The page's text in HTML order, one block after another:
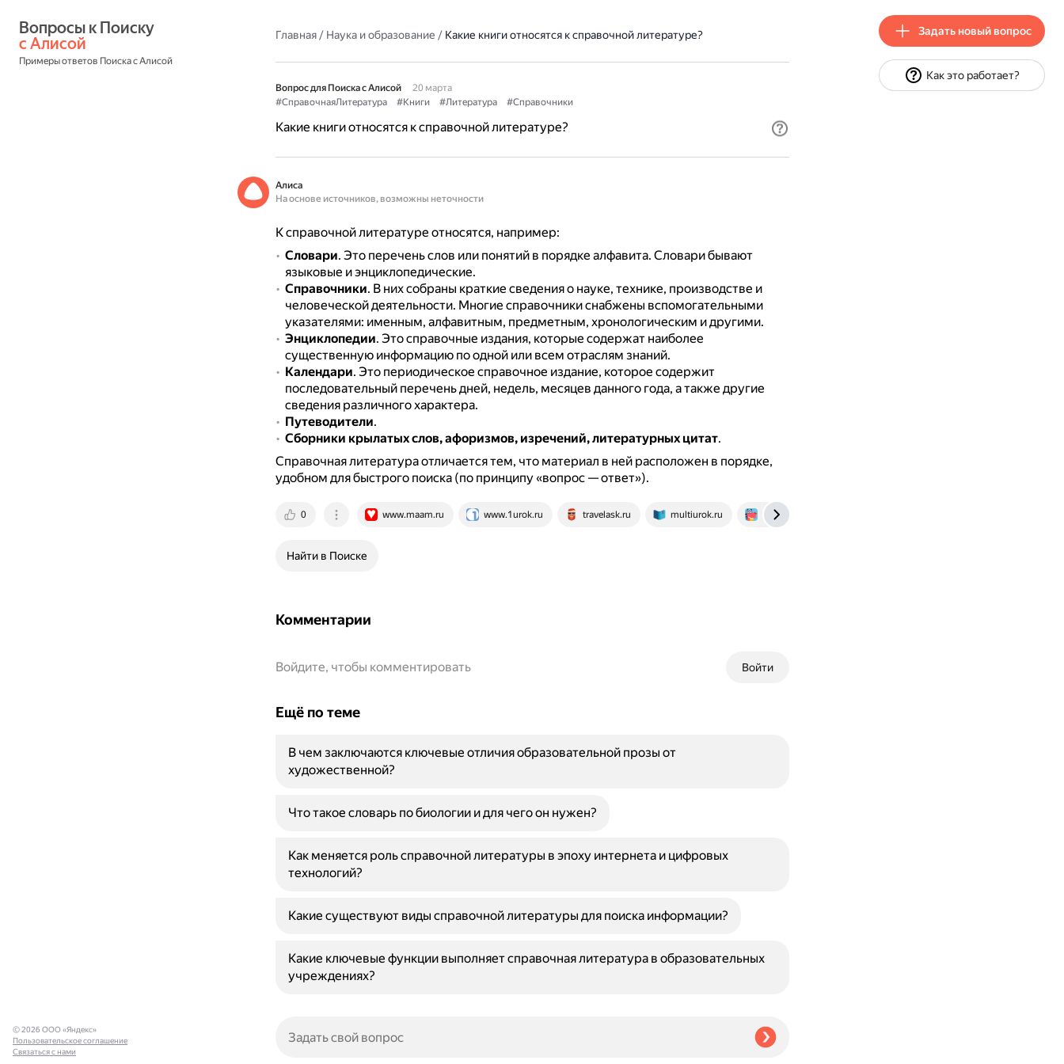
с Алисой
Примеры ответов Поиска с Алисой
Главная/ Наука и образование / Какие книги относятся к справочной литературе?
Вопрос для Поиска с Алисой
20 марта
#СправочнаяЛитература
#Книги #Литература #Справочники
Какие книги относятся к справочной литературе?
Алиса
На основе источников, возможны неточности
К справочной литературе относятся, например:
Словари. Это перечень слов или понятий в порядке алфавита. Словари бывают
языковые и энциклопедические.
Справочники. В них собраны краткие сведения о науке, технике, производстве и
человеческой деятельности. Многие справочники снабжены вспомогательными
указателями: именным, алфавитным, предметным, хронологическим и другими.
Энциклопедии. Это справочные издания, которые содержат наиболее
существенную информацию по одной или всем отраслям знаний.
Календари. Это периодическое справочное издание, которое содержит
последовательный перечень дней, недель, месяцев данного года, а также другие
сведения различного характера.
Путеводители.
Сборники крылатых слов, афоризмов, изречений, литературных цитат.
Справочная литература отличается тем, что материал в ней расположен в порядке,
удобном для быстрого поиска (по принципу «вопрос — ответ»).
0 www.maam.ru www.1urok.ru travelask.ru multiurok.ru uchi.ru
Найти в Поиске
Комментарии
Войти
Войдите, чтобы комментировать
Ещё по теме
В чем заключаются ключевые отличия образовательной прозы от
художественной?
Что такое словарь по биологии и для чего он нужен?
Как меняется роль справочной литературы в эпоху интернета и цифровых
технологий?
Какие существуют виды справочной литературы для поиска информации?
Какие ключевые функции выполняет справочная литература в образовательных
учреждениях?
© 2026 ООО «Яндекс»
Пользовательское соглашение
Связаться с нами
Задать новый вопрос
Как это работает?